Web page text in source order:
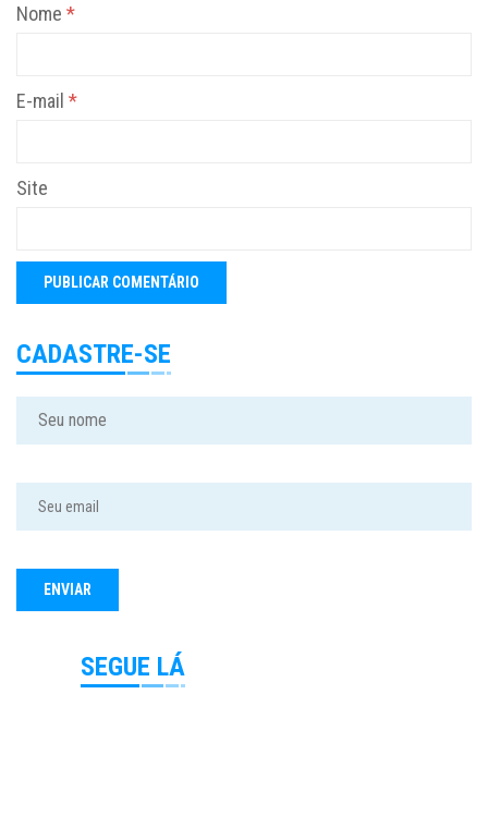
Nome *
E-mail *
Site
CADASTRE-SE
SEGUE LÁ